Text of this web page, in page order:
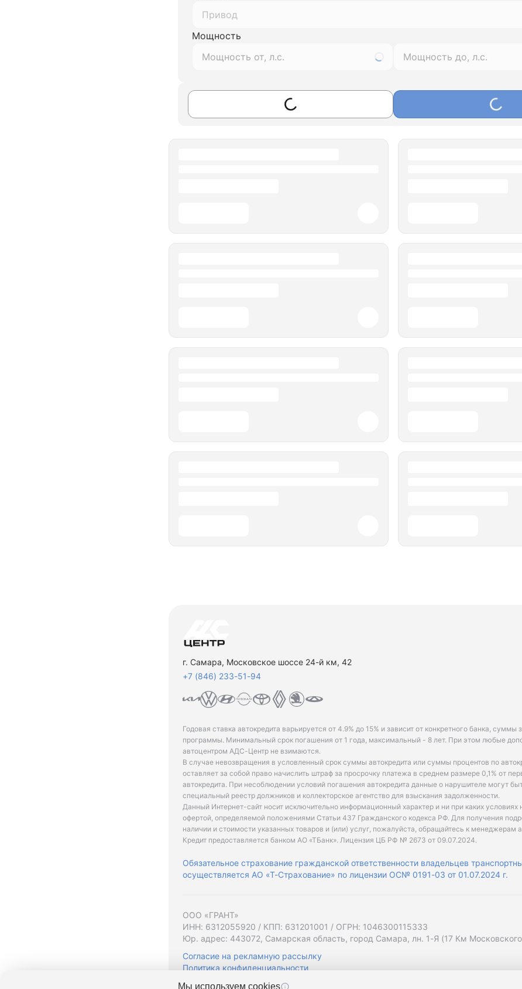
Привод
Мощность
г. Самара, Московское шоссе 24-й км, 42
+7 (846) 233-51-94
Годовая ставка автокредита варьируется от 4.9% до 15% и зависит от конкретного банка, суммы
программы. Минимальный срок погашения от 1 года, максимальный - 8 лет. При этом любые
автоцентром АДС-Центр не взимаются.
В случае невозвращения в условленный срок суммы автокредита или суммы процентов по
оставляет за собой право начислить штраф за просрочку платежа в среднем размере 0,1% от
автокредита. При несоблюдении условий погашения автокредита данные о нарушителе могут
специальный реестр должников и коллекторское агентство для взыскания задолженности.
Данный Интернет-сайт носит исключительно информационный характер и ни при каких условиях
офертой, определяемой положениями Статьи 437 Гражданского кодекса РФ. Для получения
наличии и стоимости указанных товаров и (или) услуг, пожалуйста, обращайтесь к менеджерам
Кредит предоставляется банком АО «ТБанк». Лицензия ЦБ РФ № 2673 от 09.07.2024.
Обязательное страхование гражданской ответственности владельцев
осуществляется АО «Т-Страхование» по лицензии ОС№ 0191-03 от 01.07.2024 г.
ООО «ГРАНТ»
ИНН: 6312055920 / КПП: 631201001 / ОГРН: 1046300115333
Юр. адрес: 443072, Самарская область, город Самара, лн. 1-Я (17 Км
Согласие на рекламную рассылку
Политика конфиденциальности
Мы используем cookies